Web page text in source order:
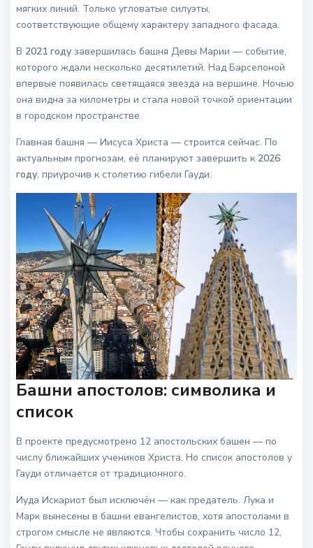
мягких линий. Только угловатые силуэты,
соответствующие общему характеру западного фасада.
В 2021 году завершилась башня Девы Марии — событие,
которого ждали несколько десятилетий. Над Барселоной
впервые появилась светящаяся звезда на вершине. Ночью
она видна за километры и стала новой точкой ориентации
в городском пространстве.
Главная башня — Иисуса Христа — строится сейчас. По
актуальным прогнозам, её планируют завершить к 2026
году, приурочив к столетию гибели Гауди.
Башни апостолов: символика и
список
В проекте предусмотрено 12 апостольских башен — по
числу ближайших учеников Христа. Но список апостолов у
Гауди отличается от традиционного.
Иуда Искариот был исключён — как предатель. Лука и
Марк вынесены в башни евангелистов, хотя апостолами в
строгом смысле не являются. Чтобы сохранить число 12,